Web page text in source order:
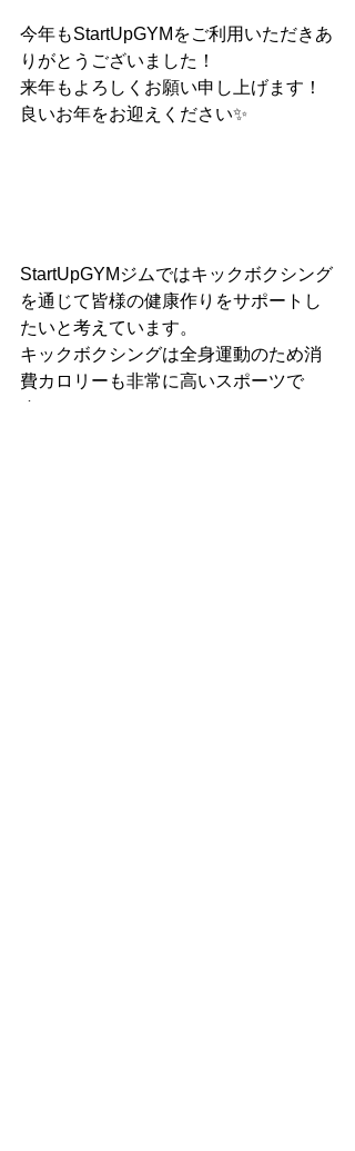
今年もStartUpGYMをご利用いただきあ
りがとうございました！
来年もよろしくお願い申し上げます！
良いお年をお迎えください✨
StartUpGYMジムではキックボクシング
を通じて皆様の健康作りをサポートし
たいと考えています。
キックボクシングは全身運動のため消
費カロリーも非常に高いスポーツで
す。